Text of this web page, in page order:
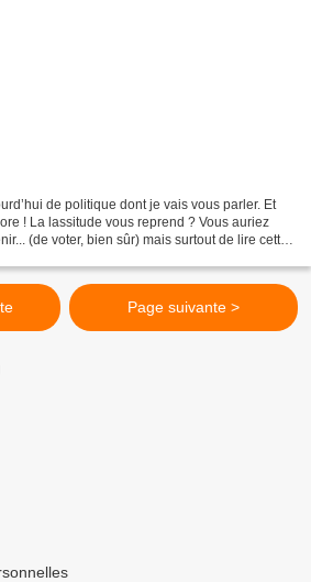
de politique dont je vais vous parler. Et
! La lassitude vous reprend ? Vous auriez
(de voter, bien sûr) mais surtout de lire cette
Page suivante >